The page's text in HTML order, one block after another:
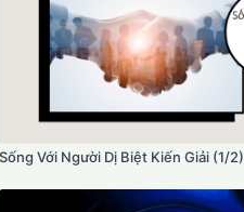
Sống Với Người Dị Biệt Kiến Giải (1/2)